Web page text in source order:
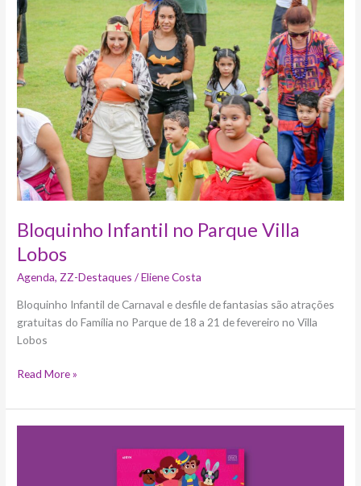
Bloquinho Infantil no Parque Villa
Lobos
Agenda, ZZ-Destaques /Eliene Costa
Bloquinho Infantil de Carnaval e desfile de fantasias são atrações
gratuitas do Família no Parque de 18 a 21 de fevereiro no Villa
Lobos
no
Parque
Villa
Lobos
Read More »